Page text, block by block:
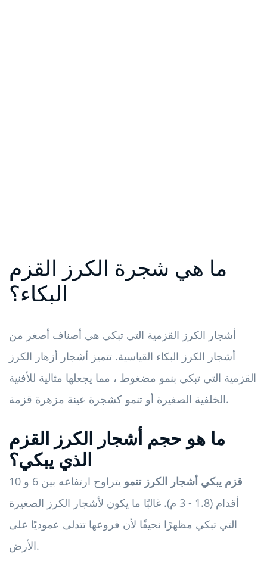
ما هي شجرة الكرز القزم
البكاء؟
أشجار الكرز القزمية التي تبكي هي أصناف أصغر من
أشجار الكرز البكاء القياسية. تتميز أشجار أزهار الكرز
القزمية التي تبكي بنمو مضغوط ، مما يجعلها مثالية للأفنية
الخلفية الصغيرة أو تنمو كشجرة عينة مزهرة قزمة.
ما هو حجم أشجار الكرز القزم
الذي يبكي؟
قزم يبكي أشجار الكرز تنمو
يتراوح ارتفاعه بين 6 و 10
أقدام (1.8 - 3 م). غالبًا ما يكون لأشجار الكرز الصغيرة
التي تبكي مظهرًا نحيفًا لأن فروعها تتدلى عموديًا على
الأرض.